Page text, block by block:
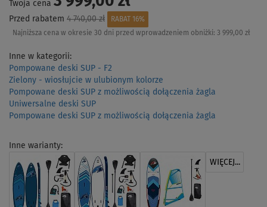
Twoja cena
Przed rabatem 4 740,00 zł
RABAT 16%
Najniższa cena w okresie 30 dni przed wprowadzeniem obniżki: 3 999,00 zł
Inne w kategorii:
Pompowane deski SUP - F2
Zielony - wiosłujcie w ulubionym kolorze
Pompowane deski SUP z możliwością dołączenia żagla
Uniwersalne deski SUP
Pompowane deski SUP z możliwością dołączenia żagla
Inne warianty:
WIĘCEJ...